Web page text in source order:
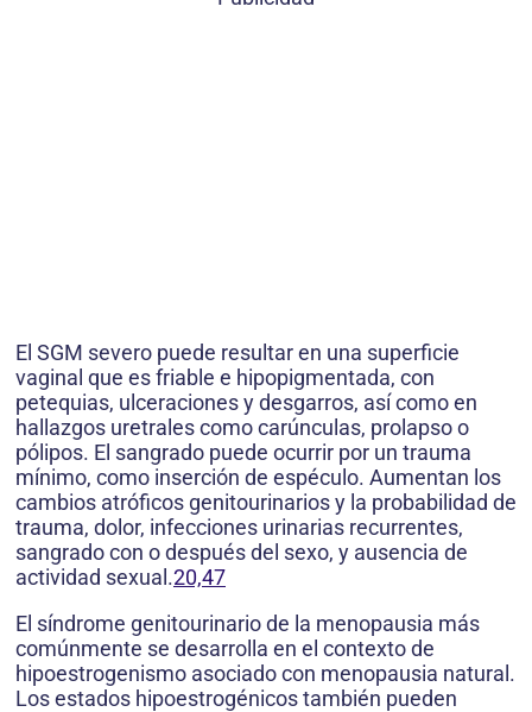
El SGM severo puede resultar en una superficie
vaginal que es friable e hipopigmentada, con
petequias, ulceraciones y desgarros, así como en
hallazgos uretrales como carúnculas, prolapso o
pólipos. El sangrado puede ocurrir por un trauma
mínimo, como inserción de espéculo. Aumentan los
cambios atróficos genitourinarios y la probabilidad de
trauma, dolor, infecciones urinarias recurrentes,
sangrado con o después del sexo, y ausencia de
actividad sexual.20,47
El síndrome genitourinario de la menopausia más
comúnmente se desarrolla en el contexto de
hipoestrogenismo asociado con menopausia natural.
Los estados hipoestrogénicos también pueden